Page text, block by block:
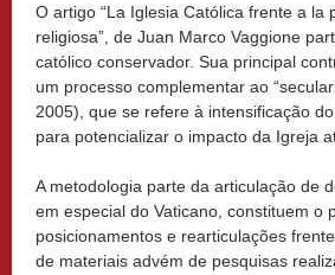
O artigo “La Iglesia Católica frente a
religiosa”, de Juan Marco Vaggione
católico conservador. Sua principal
um processo complementar ao
2005), que se refere à intensificação
para potencializar o impacto da Igreja
A metodologia parte da articulação de
em especial do Vaticano, constituem o
posicionamentos e rearticulações
de materiais advém de pesquisas